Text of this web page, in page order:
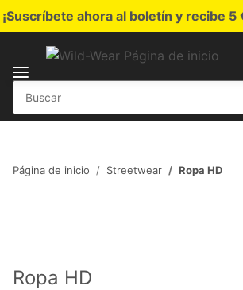
¡Suscríbete ahora al boletín y recibe
Página de inicio Streetwear Ropa HD
Ropa HD